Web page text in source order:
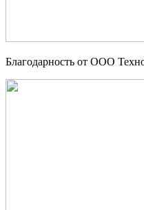
Благодарность от OOO